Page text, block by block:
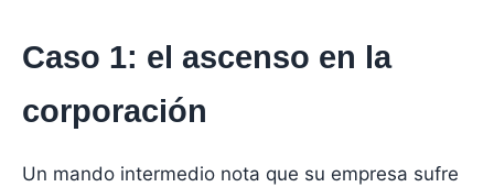
Caso 1: el ascenso en la
corporación
Un mando intermedio nota que su empresa sufre